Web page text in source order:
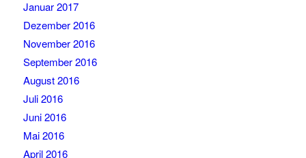
Januar 2017
Dezember 2016
November 2016
September 2016
August 2016
Juli 2016
Juni 2016
Mai 2016
April 2016